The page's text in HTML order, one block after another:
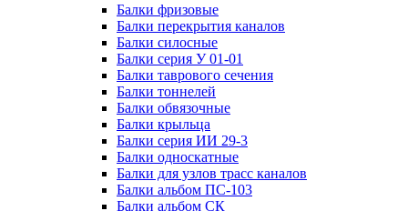
Балки фризовые
Балки перекрытия каналов
Балки силосные
Балки серия У 01-01
Балки таврового сечения
Балки тоннелей
Балки обвязочные
Балки крыльца
Балки серия ИИ 29-3
Балки односкатные
Балки для узлов трасс каналов
Балки альбом ПС-103
Балки альбом СК